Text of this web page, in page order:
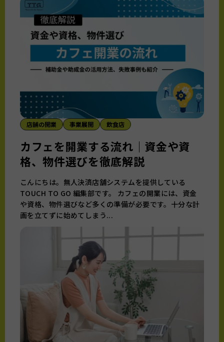
店舗の開業 事業展開 飲食店
カフェを開業する流れ｜資金や資
格、物件選びを徹底解説
こんにちは。無人決済店舗システムを提供している
TOUCH TO GO 編集部です。 カフェの開業には、資金
や資格、物件選びなど多くの準備が必要です。十分な計
画を立てずに始めてしまう...